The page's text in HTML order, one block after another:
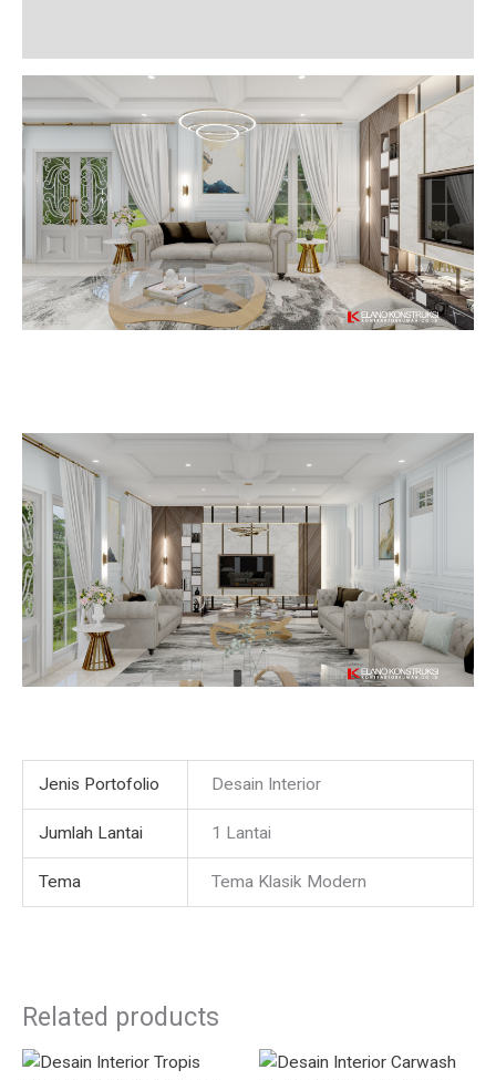
Jenis Portofolio Desain Interior
Jumlah Lantai 1 Lantai
Tema Tema Klasik Modern
Related products